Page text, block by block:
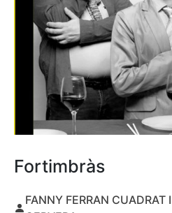
Fortimbràs
FANNY FERRAN CUADRAT